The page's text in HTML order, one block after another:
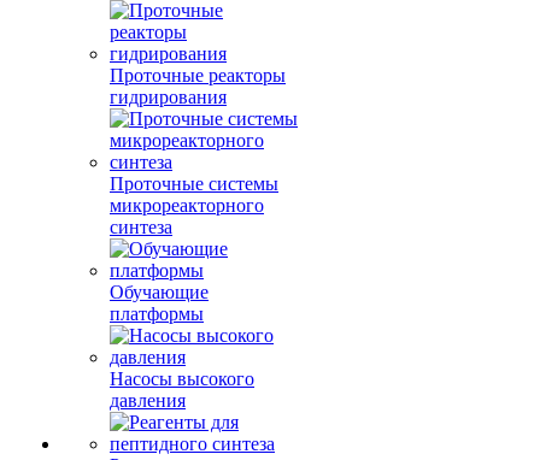
Проточные реакторы
гидрирования
Проточные системы
микрореакторного
синтеза
Обучающие
платформы
Насосы высокого
давления